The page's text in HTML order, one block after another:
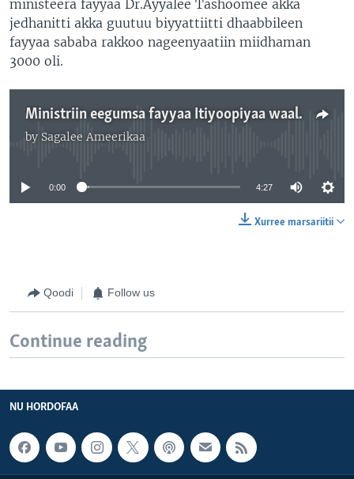
ministeera fayyaa Dr.Ayyalee Tashoomee akka
jedhanitti akka guutuu biyyattiitti dhaabbileen
fayyaa sababa rakkoo nageenyaatiin miidhaman
3000 oli.
Ministriin eegumsa fayyaa Itiyoopiyaa waaltaalee eegumsa suphamuun hojii eegalan ilaalchisee ibsa kenne
by Sagalee Ameerikaa
No media source currently available
0:00 4:27
Xurree marsariitii
Qoodi Follow us
Continue reading
NU HORDOFAA